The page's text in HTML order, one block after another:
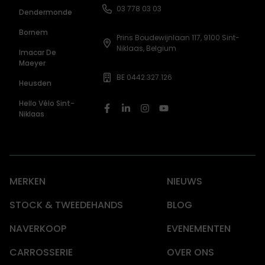
Dendermonde
Bornem
Imacar De
Maeyer
Heusden
Hello Vélo Sint-
Niklaas
03 778 03 03
Prins Boudewijnlaan 117, 9100 Sint-
Niklaas, Belgium
BE 0442.327.126
MERKEN
NIEUWS
STOCK & TWEEDEHANDS
BLOG
NAVERKOOP
EVENEMENTEN
CARROSSERIE
OVER ONS